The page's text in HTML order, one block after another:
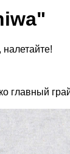
главный